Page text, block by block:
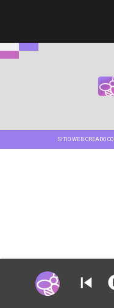
SITIO WEB CREADO